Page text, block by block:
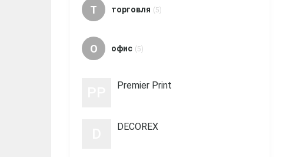
Т торговля (5)
О офис (5)
Premier Print
DECOREX